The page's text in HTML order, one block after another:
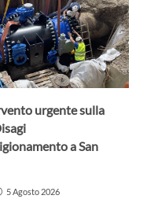
urgente sulla
a San
5 Agosto 2026